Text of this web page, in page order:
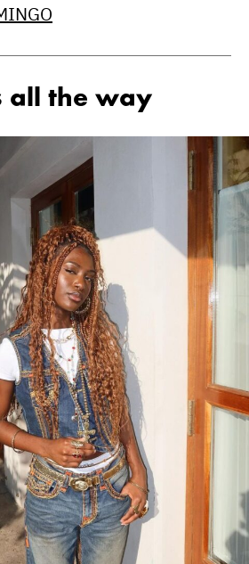
all the way